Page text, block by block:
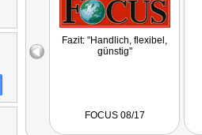
Fazit: "Handlich, flexibel,
günstig"
FOCUS 08/17